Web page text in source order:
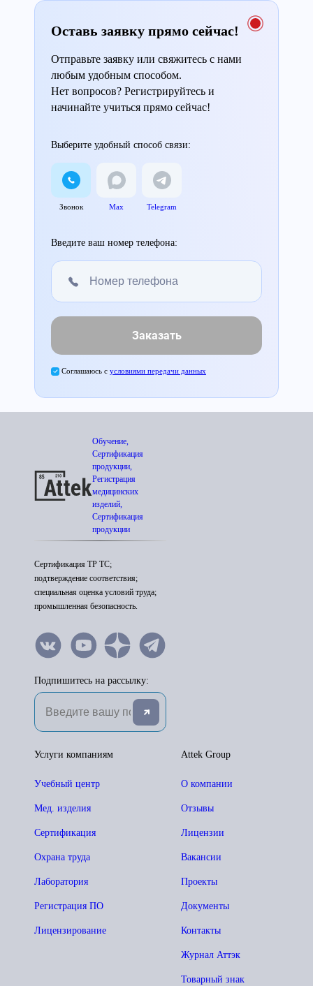
Оставь заявку прямо сейчас!
Отправьте заявку или свяжитесь с нами
любым удобным способом.
Нет вопросов? Регистрируйтесь и
начинайте учиться прямо сейчас!
Выберите удобный способ связи:
Звонок Max Telegram
Введите ваш номер телефона:
Заказать
Соглашаюсь с условиями передачи данных
Обучение,
Сертификация
продукции,
Регистрация
медицинских
изделий,
Сертификация
продукции
Сертификация ТР ТС;
подтверждение соответствия;
специальная оценка условий труда;
промышленная безопасность.
Подпишитесь на рассылку:
Attek Group
О компании
Отзывы
Лицензии
Вакансии
Проекты
Документы
Контакты
Журнал Аттэк
Товарный знак
Услуги компаниям
Учебный центр
Мед. изделия
Сертификация
Охрана труда
Лаборатория
Регистрация ПО
Лицензирование